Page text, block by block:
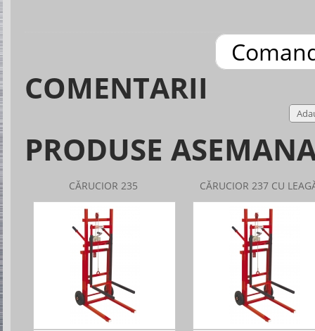
COMENTARII
PRODUSE
CĂRUCIOR 235 CĂRUCIOR 237 CU